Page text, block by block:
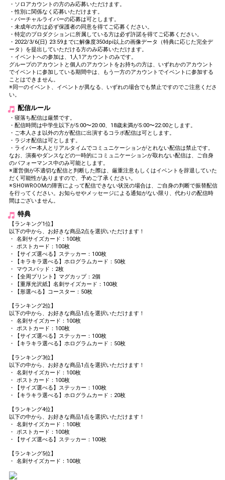
・ソロアカウントの方のみ応募いただけます。
・性別に関係なく応募いただけます。
・バーチャルライバーの応募は可とします。
・未成年の方は必ず保護者の同意を得てご応募ください。
・特定のプロダクションに所属している方は必ず許諾を得てご応募ください。
・2022/3/6(日) 23:59までに解像度350dpi以上の画像データ（特典に応じた完全デ
ータ）を提出していただける方のみ応募いただけます。
・イベントへの参加は、1人1アカウントのみです。
グループのアカウントと個人のアカウントをお持ちの方は、いずれかのアカウント
でイベントに参加している期間中は、もう一方のアカウントでイベントに参加する
ことはできません。
※同一のイベント、イベントが異なる、いずれの場合でも禁止ですのでご注意くださ
い。
配信ルール
・寝落ち配信は厳禁です。
・配信時間は中学生以下が5:00〜20:00、18歳未満が5:00〜22:00とします。
・ご本人さま以外の方が配信に出演するコラボ配信は可とします。
・ラジオ配信は可とします。
・ライバー本人とリアルタイムでコミュニケーションがとれない配信は禁止です。
なお、演奏やダンスなどの一時的にコミュニケーションが取れない配信は、ご自身
のパフォーマンス中のみ可能とします。
※運営側が不適切な配信と判断した際は、厳重注意もしくはイベントを辞退していた
だく可能性がありますので、予めご了承ください。
※SHOWROOMの障害によって配信できない状況の場合は、ご自身の判断で振替配信
を行ってください。お知らせやメッセージによる通知がない限り、代わりの配信時
間はございません。
特典
【ランキング1位】
以下の中から、お好きな商品2点を選択いただけます！
・ 名刺サイズカード：100枚
・ ポストカード：100枚
・【サイズ選べる】ステッカー：100枚
・【キラキラ選べる】ホログラムカード：50枚
・ マウスパッド：2枚
・【全周プリント】マグカップ：2個
・【重厚光沢紙】名刺サイズカード：100枚
・【形選べる】コースター：50枚
【ランキング2位】
以下の中から、お好きな商品1点を選択いただけます！
・ 名刺サイズカード：100枚
・ ポストカード：100枚
・【サイズ選べる】ステッカー：100枚
・【キラキラ選べる】ホログラムカード：50枚
【ランキング3位】
以下の中から、お好きな商品1点を選択いただけます！
・ 名刺サイズカード：100枚
・ ポストカード：100枚
・【サイズ選べる】ステッカー：100枚
・【キラキラ選べる】ホログラムカード：20枚
【ランキング4位】
以下の中から、お好きな商品1点を選択いただけます！
・ 名刺サイズカード：100枚
・ ポストカード：100枚
・【サイズ選べる】ステッカー：100枚
【ランキング5位】
・ 名刺サイズカード：100枚